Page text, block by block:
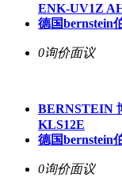
ENK-UV1Z
德国bernstein
0询价面议
BERNSTEIN
KLS12E
德国bernstein
0询价面议